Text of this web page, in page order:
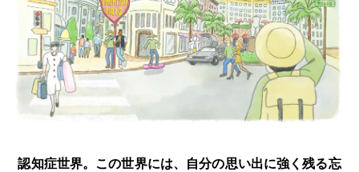
認知症世界。この世界には、自分の思い出に強く残る忘